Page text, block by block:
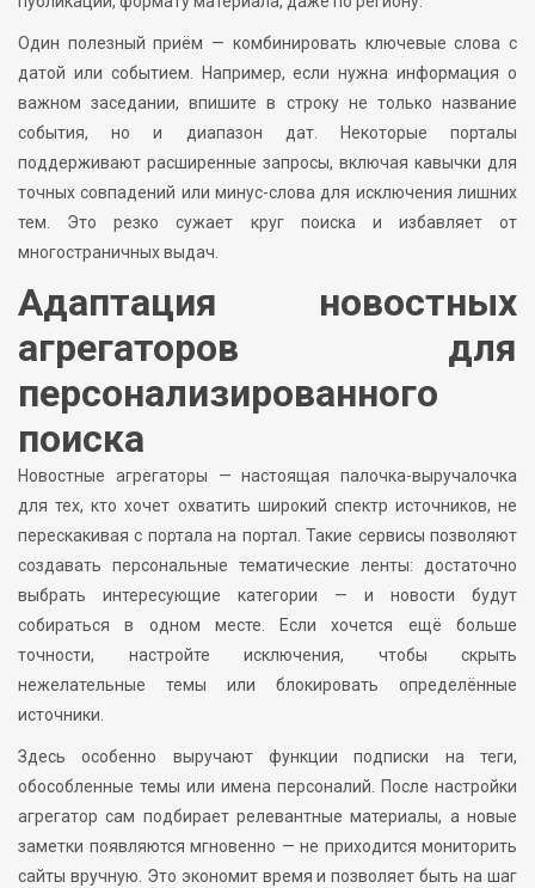
Один полезный приём — комбинировать ключевые слова с
датой или событием. Например, если нужна информация о
важном заседании, впишите в строку не только название
события, но и диапазон дат. Некоторые порталы
поддерживают расширенные запросы, включая кавычки для
точных совпадений или минус-слова для исключения лишних
тем. Это резко сужает круг поиска и избавляет от
многостраничных выдач.
Адаптация новостных
агрегаторов для
персонализированного
поиска
Новостные агрегаторы — настоящая палочка-выручалочка
для тех, кто хочет охватить широкий спектр источников, не
перескакивая с портала на портал. Такие сервисы позволяют
создавать персональные тематические ленты: достаточно
выбрать интересующие категории — и новости будут
собираться в одном месте. Если хочется ещё больше
точности, настройте исключения, чтобы скрыть
нежелательные темы или блокировать определённые
источники.
Здесь особенно выручают функции подписки на теги,
обособленные темы или имена персоналий. После настройки
агрегатор сам подбирает релевантные материалы, а новые
заметки появляются мгновенно — не приходится мониторить
сайты вручную. Это экономит время и позволяет быть на шаг